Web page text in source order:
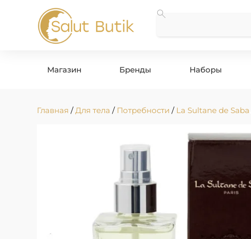
Магазин Бренды Наборы
Главная / Для тела / Потребности / La Sultane de Saba